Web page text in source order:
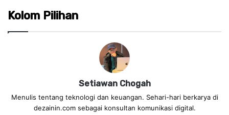
Kolom Pilihan
Setiawan Chogah
Menulis tentang teknologi dan keuangan. Sehari-hari berkarya di
dezainin.com sebagai konsultan komunikasi digital.